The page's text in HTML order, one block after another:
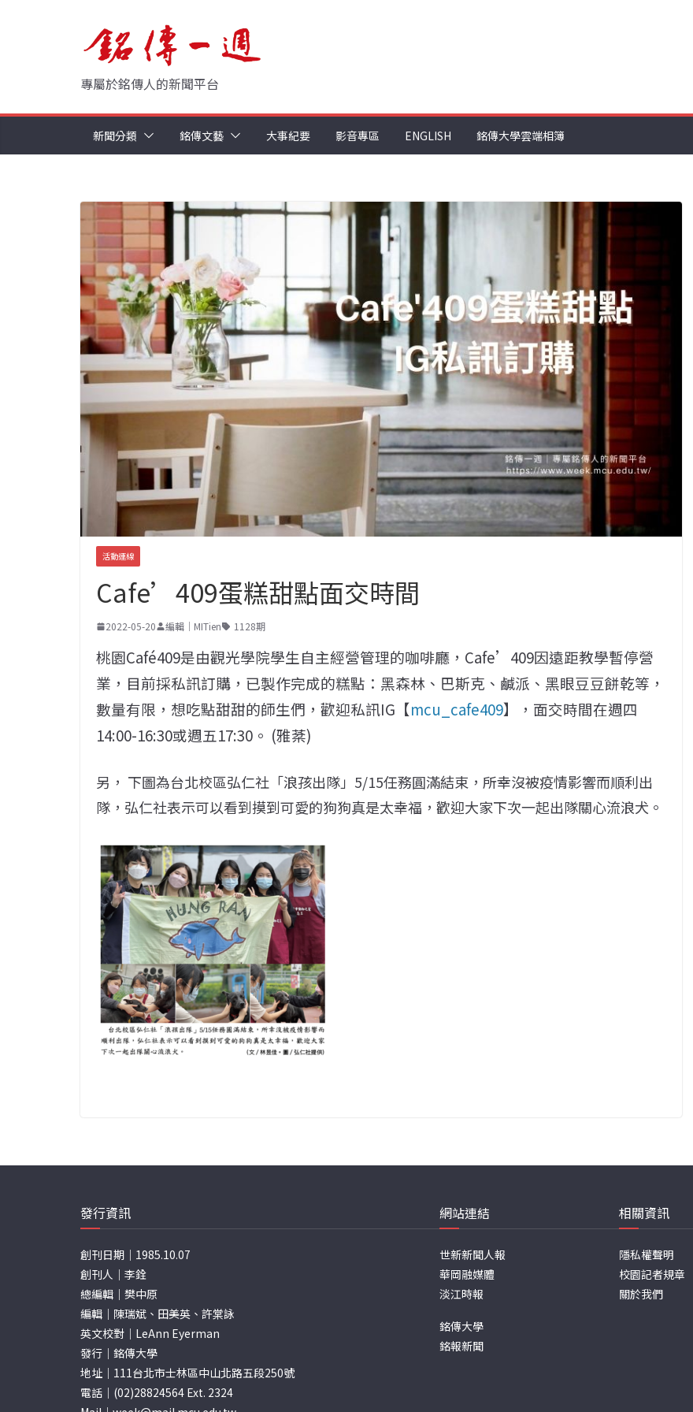
專屬於銘傳人的新聞平台
新聞分類 銘傳文藝 大事紀要 影音專區 ENGLISH 銘傳大學雲端相簿
活動連線
Cafe’409蛋糕甜點面交時間
2022-05-20 編輯｜MITien 1128期
桃園Café409是由觀光學院學生自主經營管理的咖啡廳，Cafe’409因遠距教學暫停營
業，目前採私訊訂購，已製作完成的糕點：黑森林、巴斯克、鹹派、黑眼豆豆餅乾等，
數量有限，想吃點甜甜的師生們，歡迎私訊IG【mcu_cafe409】，面交時間在週四
14:00-16:30或週五17:30。 (雅棻)
另， 下圖為台北校區弘仁社「浪孩出隊」5/15任務圓滿結束，所幸沒被疫情影響而順利出
隊，弘仁社表示可以看到摸到可愛的狗狗真是太幸福，歡迎大家下次一起出隊關心流浪犬。
發行資訊
創刊日期｜1985.10.07
創刊人｜李銓
總編輯｜樊中原
編輯｜陳瑞斌、田美英、許棠詠
英文校對｜LeAnn Eyerman
發行｜銘傳大學
地址｜111台北市士林區中山北路五段250號
電話｜(02)28824564 Ext. 2324
網站連結
世新新聞人報
華岡融媒體
淡江時報
銘傳大學
銘報新聞
相關資訊
隱私權聲明
校園記者規章
關於我們